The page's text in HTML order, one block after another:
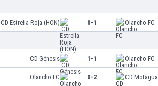
CD Estrella Roja (HON) 0-1 Olancho FC
CD Génesis 1-1 Olancho FC
Olancho FC 0-2 CD Motagua